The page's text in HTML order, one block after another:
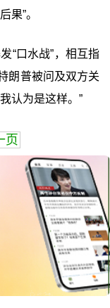
果”。
“口水战”，相互指
朗普被问及双方关
认为是这样。”
页